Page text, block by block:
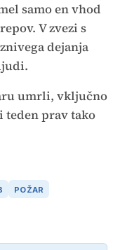
samo en vhod
V zvezi s
dejanja
umrli, vključno
teden prav tako
POŽAR